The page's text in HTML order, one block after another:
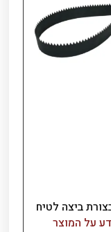
ביצה לטיח
על המוצר